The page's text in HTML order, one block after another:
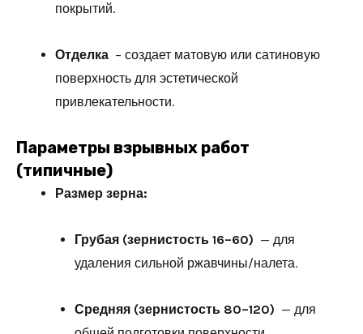
покрытий.
Отделка – создает матовую или сатиновую
поверхность для эстетической
привлекательности.
Параметры взрывных работ
(типичные)
Размер зерна:
Грубая (зернистость 16–60) — для
удаления сильной ржавчины/налета.
Средняя (зернистость 80–120) — для